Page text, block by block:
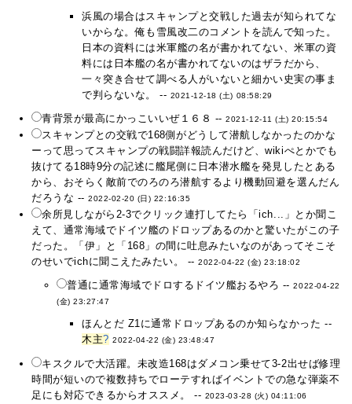
浜風の場合はスキャンプと交戦した過去が知られてな
いからな。俺も雪風改二のコメントを読んで知った。
日本の資料には米軍艦の名が書かれてない、米軍の資
料には日本艦の名が書かれてないのはザラだから、
一々突き合せて調べる人がいないと細かい史実の事ま
で判らないな。 -- 2021-12-18 (土) 08:58:29
青背景が最高にかっこいいぜ１６８ --2021-12-11 (土) 20:15:54
スキャンプとの交戦で168側がどうして潜航しなかったのかな
ーって思ってスキャンプの戦闘詳報読んだけど、wikiぺとかでも
抜けてる18時9分の記述に艦尾側に日本潜水艦を発見したとある
から、おそらく敵前でのろのろ潜航するより機動回避を選んだん
だろうな --2022-02-20 (日) 22:16:35
余所見しながら2-3でクリック連打してたら「ich...」とか聞こ
えて、通常海域でドイツ艦のドロップあるのかと驚いたがこの子
だった。「伊」と「168」の間に吐息みたいなのがあってそこそ
のせいでichに聞こえたみたい。 --2022-04-22 (金) 23:18:02
普通に通常海域でドロするドイツ艦おるやろ --2022-04-22
(金) 23:27:47
ほんとだ Z1に通常ドロップあるのか知らなかった --
木主? 2022-04-22 (金) 23:48:47
キスクルで大活躍。未改造168はダメコン乗せて3-2出せば修理
時間が短いので複数持ちでローテすればイベントでの急な弾薬不
足にも対応できるからオススメ。 -- 2023-03-28 (火) 04:11:06